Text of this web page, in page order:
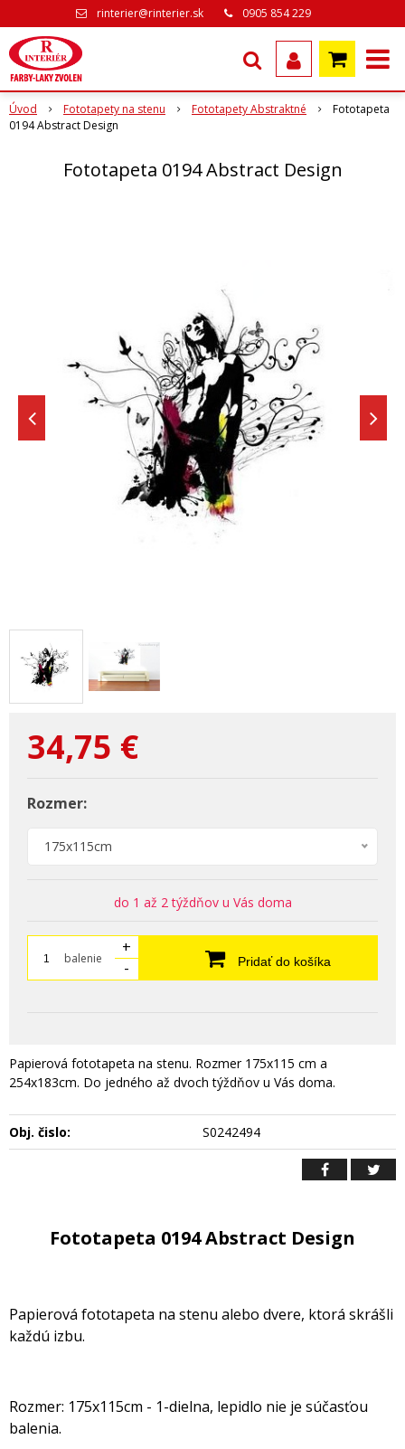
rinterier@rinterier.sk 0905 854 229
Úvod Fototapety na stenu Fototapety Abstraktné
Fototapeta
0194 Abstract Design
Fototapeta 0194 Abstract Design
34,75 €
Rozmer:
175x115cm
do 1 až 2 týždňov u Vás doma
balenie
+
-
Pridať do košíka
Papierová fototapeta na stenu. Rozmer 175x115 cm a
254x183cm. Do jedného až dvoch týždňov u Vás doma.
Obj. čislo: S0242494
Fototapeta 0194 Abstract Design
Papierová fototapeta na stenu alebo dvere, ktorá skrášli
každú izbu.
Rozmer: 175x115cm - 1-dielna, lepidlo nie je súčasťou
balenia.